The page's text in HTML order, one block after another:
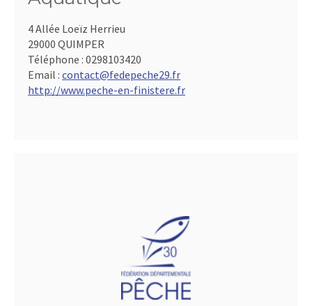
4 Allée Loeïz Herrieu
29000 QUIMPER
Téléphone : 0298103420
Email : contact@fedepeche29.fr
http://www.peche-en-finistere.fr